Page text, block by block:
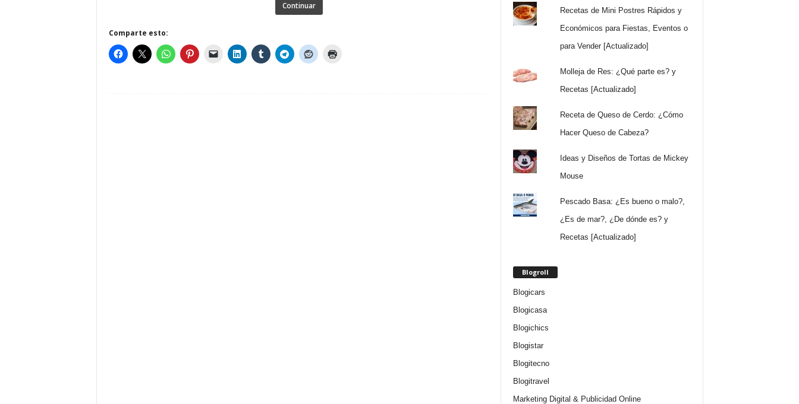
Continuar
Comparte esto:
Recetas de Mini Postres Rápidos y
Económicos para Fiestas, Eventos o
para Vender [Actualizado]
Molleja de Res: ¿Qué parte es? y
Recetas [Actualizado]
Receta de Queso de Cerdo: ¿Cómo
Hacer Queso de Cabeza?
Ideas y Diseños de Tortas de Mickey
Mouse
Pescado Basa: ¿Es bueno o malo?,
¿Es de mar?, ¿De dónde es? y
Recetas [Actualizado]
Blogroll
Blogicars
Blogicasa
Blogichics
Blogistar
Blogitecno
Blogitravel
Marketing Digital & Publicidad Online